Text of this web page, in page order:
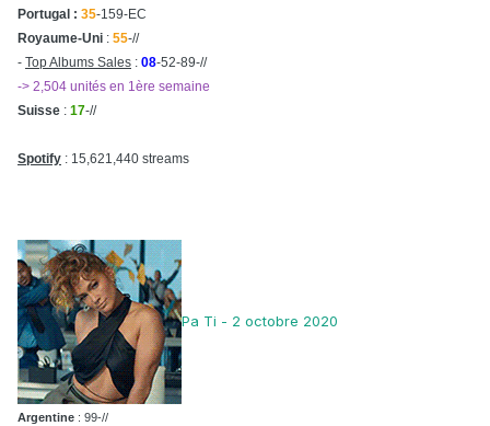
Portugal : 35-159-EC
Royaume-Uni : 55-//
- Top Albums Sales : 08-52-89-//
-> 2,504 unités en 1ère semaine
Suisse : 17-//
Spotify : 15,621,440 streams
Pa Ti - 2 octobre 2020
Argentine : 99-//